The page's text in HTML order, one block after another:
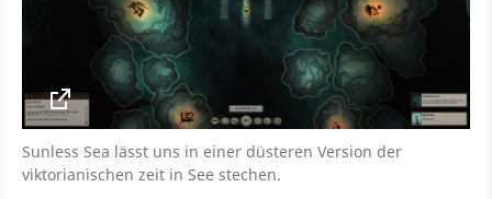
Sunless Sea lässt uns in einer düsteren Version der
viktorianischen zeit in See stechen.